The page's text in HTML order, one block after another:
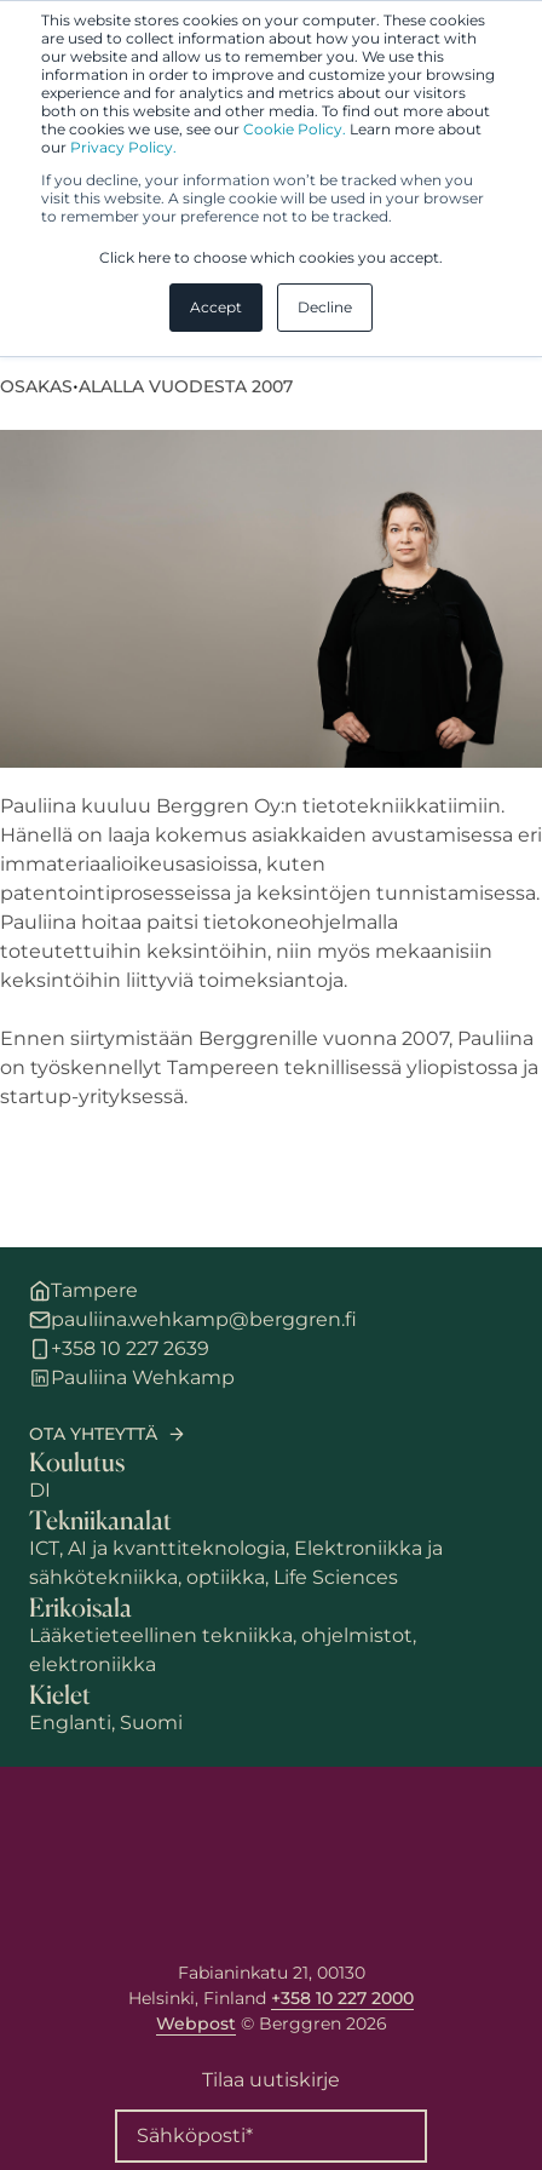
This website stores cookies on your computer. These cookies
are used to collect information about how you interact with
our website and allow us to remember you. We use this
information in order to improve and customize your browsing
experience and for analytics and metrics about our visitors
both on this website and other media. To find out more about
the cookies we use, see our Cookie Policy. Learn more about
our Privacy Policy.
If you decline, your information won’t be tracked when you
visit this website. A single cookie will be used in your browser
to remember your preference not to be tracked.
Click here to choose which cookies you accept.
Accept Decline
Tampere
pauliina.wehkamp@berggren.fi
+358 10 227 2639
Pauliina Wehkamp
OTA YHTEYTTÄ
Koulutus
DI
Tekniikanalat
ICT, AI ja kvanttiteknologia, Elektroniikka ja
sähkötekniikka, optiikka, Life Sciences
Erikoisala
Lääketieteellinen tekniikka, ohjelmistot,
elektroniikka
Kielet
Englanti, Suomi
Pauliina Wehkamp
Eurooppapatenttiasiamies
OSAKAS•ALALLA VUODESTA 2007
Pauliina kuuluu Berggren Oy:n tietotekniikkatiimiin.
Hänellä on laaja kokemus asiakkaiden avustamisessa eri
immateriaalioikeusasioissa, kuten
patentointiprosesseissa ja keksintöjen tunnistamisessa.
Pauliina hoitaa paitsi tietokoneohjelmalla
toteutettuihin keksintöihin, niin myös mekaanisiin
keksintöihin liittyviä toimeksiantoja.
Ennen siirtymistään Berggrenille vuonna 2007, Pauliina
on työskennellyt Tampereen teknillisessä yliopistossa ja
startup-yrityksessä.
Sähköposti*
Viestisi asiantuntijalle
Kirjoita viestisi alla olevaan
kenttään. Asiantuntija vastaa
Fabianinkatu 21, 00130
Helsinki, Finland +358 10 227 2000
Webpost© Berggren 2026
Tilaa uutiskirje